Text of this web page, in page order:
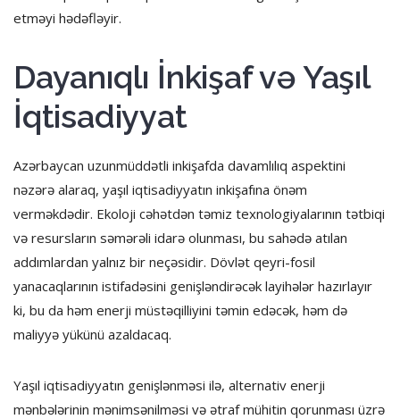
etməyi hədəfləyir.
Dayanıqlı İnkişaf və Yaşıl
İqtisadiyyat
Azərbaycan uzunmüddətli inkişafda davamlılıq aspektini
nəzərə alaraq, yaşıl iqtisadiyyatın inkişafına önəm
verməkdədir. Ekoloji cəhətdən təmiz texnologiyalarının tətbiqi
və resursların səmərəli idarə olunması, bu sahədə atılan
addımlardan yalnız bir neçəsidir. Dövlət qeyri-fosil
yanacaqlarının istifadəsini genişləndirəcək layihələr hazırlayır
ki, bu da həm enerji müstəqilliyini təmin edəcək, həm də
maliyyə yükünü azaldacaq.
Yaşıl iqtisadiyyatın genişlənməsi ilə, alternativ enerji
mənbələrinin mənimsənilməsi və ətraf mühitin qorunması üzrə